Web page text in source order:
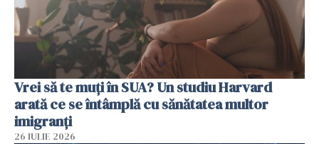
Vrei să te muți în SUA? Un studiu Harvard
arată ce se întâmplă cu sănătatea multor
imigranți
26 IULIE 2026